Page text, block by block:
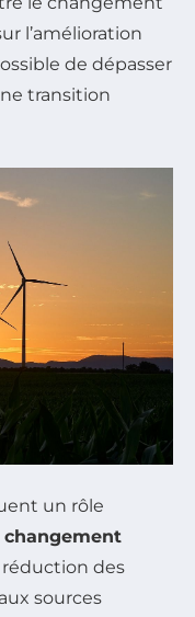
l’amélioration
de dépasser
transition
un rôle
changement
des
sources